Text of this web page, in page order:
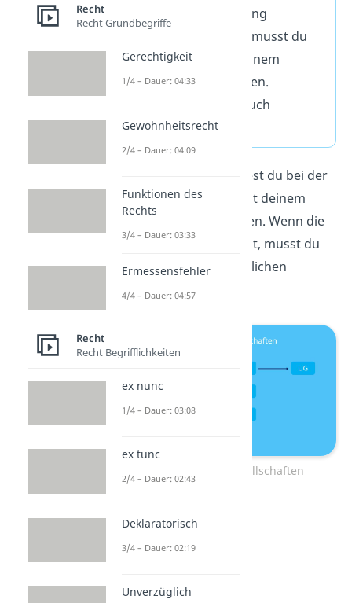
, deren Haftung
beschränkt ist. Darum musst du
als Investor nur mit deinem
investierten Anteil haften.
Anteilseigner heißen auch
Gesellschafter.
Im Gegensatz dazu haftest du bei der
Personengesellschaft
mit deinem
gesamten Privatvermögen. Wenn die
Gesellschaft Schulden hat, musst du
diese mit deinem persönlichen
Vermögen begleichen.
Überblick Kapitalgesellschaften
Recht
Recht Grundbegriffe
Gerechtigkeit
1/4 – Dauer: 04:33
Gewohnheitsrecht
2/4 – Dauer: 04:09
Funktionen des
Rechts
3/4 – Dauer: 03:33
Ermessensfehler
4/4 – Dauer: 04:57
Recht
Recht Begrifflichkeiten
ex nunc
1/4 – Dauer: 03:08
ex tunc
2/4 – Dauer: 02:43
Deklaratorisch
3/4 – Dauer: 02:19
Unverzüglich